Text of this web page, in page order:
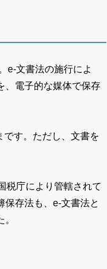
e-文書法の施行によ
、電子的な媒体で保存
す。ただし、文書を
税庁により管轄されて
保存法も、e-文書法と